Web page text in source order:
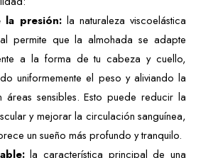
la presión: la naturaleza viscoelástica
permite que la almohada se adapte
a la forma de tu cabeza y cuello,
uniformemente el peso y aliviando la
áreas sensibles. Esto puede reducir la
y mejorar la circulación sanguínea,
un sueño más profundo y tranquilo.
la característica principal de una